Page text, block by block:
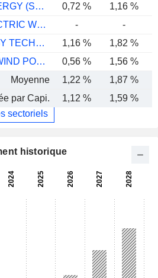
TITAN WIND ENERGY (SUZHOU) CO.,LTD
0,72 % 1,16 %
SHANGHAI ELECTRIC WIND POWER GROUP CO., LTD.
-
-
WINDEY ENERGY TECHNOLOGY GROUP CO., LTD.
1,16 % 1,82 %
JIANGSU HAILI WIND POWER EQUIPMENT TECHNOLOGY CO., LTD.
0,56 % 1,56 %
Moyenne
1,22 % 1,87 %
par Capi.
1,12 % 1,59 %
sectoriels
historique